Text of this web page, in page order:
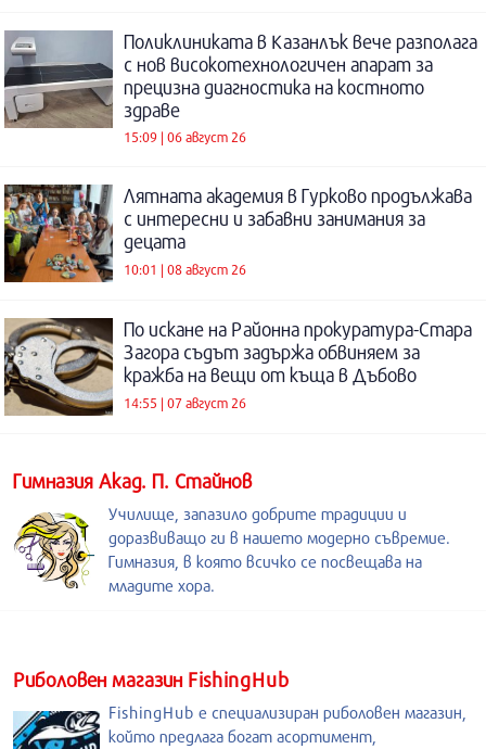
Поликлиниката в Казанлък вече разполага
с нов високотехнологичен апарат за
прецизна диагностика на костното
здраве
15:09 | 06 август 26
Лятната академия в Гурково продължава
с интересни и забавни занимания за
децата
10:01 | 08 август 26
По искане на Районна прокуратура-Стара
Загора съдът задържа обвиняем за
кражба на вещи от къща в Дъбово
14:55 | 07 август 26
Гимназия Акад. П. Стайнов
Училище, запазило добрите традиции и
доразвиващо ги в нашето модерно съвремие.
Гимназия, в която всичко се посвещава на
младите хора.
Риболовен магазин FishingHub
FishingHub е специализиран риболовен магазин,
който предлага богат асортимент,